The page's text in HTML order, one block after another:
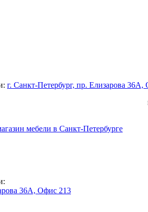
г. Санкт-Петербург, пр. Елизарова 36А,
36А, Офис 213